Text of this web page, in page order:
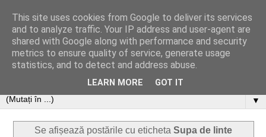
▼
Se afișează postările cu eticheta Supa de linte
This site uses cookies from Google to deliver its services
and to analyze traffic. Your IP address and user-agent are
shared with Google along with performance and security
metrics to ensure quality of service, generate usage
statistics, and to detect and address abuse.
LEARN MORE GOT IT